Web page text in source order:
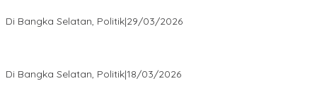
Di Bangka Selatan, Politik|29/03/2026
Di Bangka Selatan, Politik|18/03/2026